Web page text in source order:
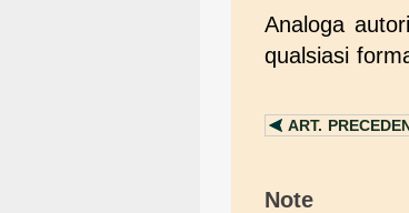
Analoga
qualsiasi
ART.
Note